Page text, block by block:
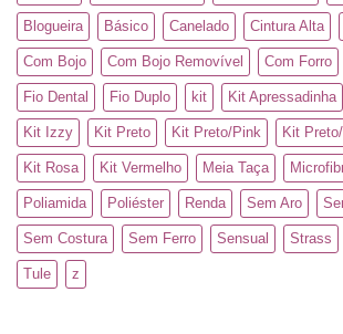
Blogueira Básico Canelado Cintura Alta
Com Bojo Com Bojo Removível Com Forro
Fio Dental Fio Duplo kit Kit Apressadinha
Kit Izzy Kit Preto Kit Preto/Pink Kit
Kit Rosa Kit Vermelho Meia Taça
Poliamida Poliéster Renda Sem Aro
Sem Costura Sem Ferro Sensual Strass
Tule z